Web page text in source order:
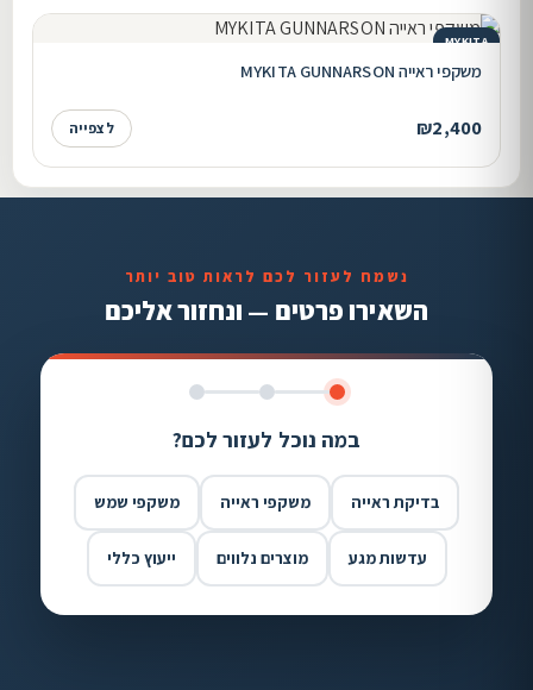
MYKITA
משקפי ראייה MYKITA GUNNARSON
₪2,400 לצפייה
נשמח לעזור לכם לראות טוב יותר
השאירו פרטים — ונחזור אליכם
במה נוכל לעזור לכם?
בדיקת ראייה משקפי ראייה משקפי שמש
עדשות מגע מוצרים נלווים ייעוץ כללי